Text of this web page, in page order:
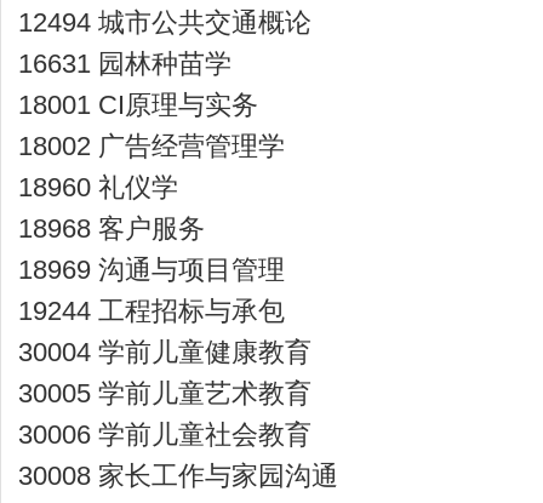
12494 城市公共交通概论
16631 园林种苗学
18001 CI原理与实务
18002 广告经营管理学
18960 礼仪学
18968 客户服务
18969 沟通与项目管理
19244 工程招标与承包
30004 学前儿童健康教育
30005 学前儿童艺术教育
30006 学前儿童社会教育
30008 家长工作与家园沟通